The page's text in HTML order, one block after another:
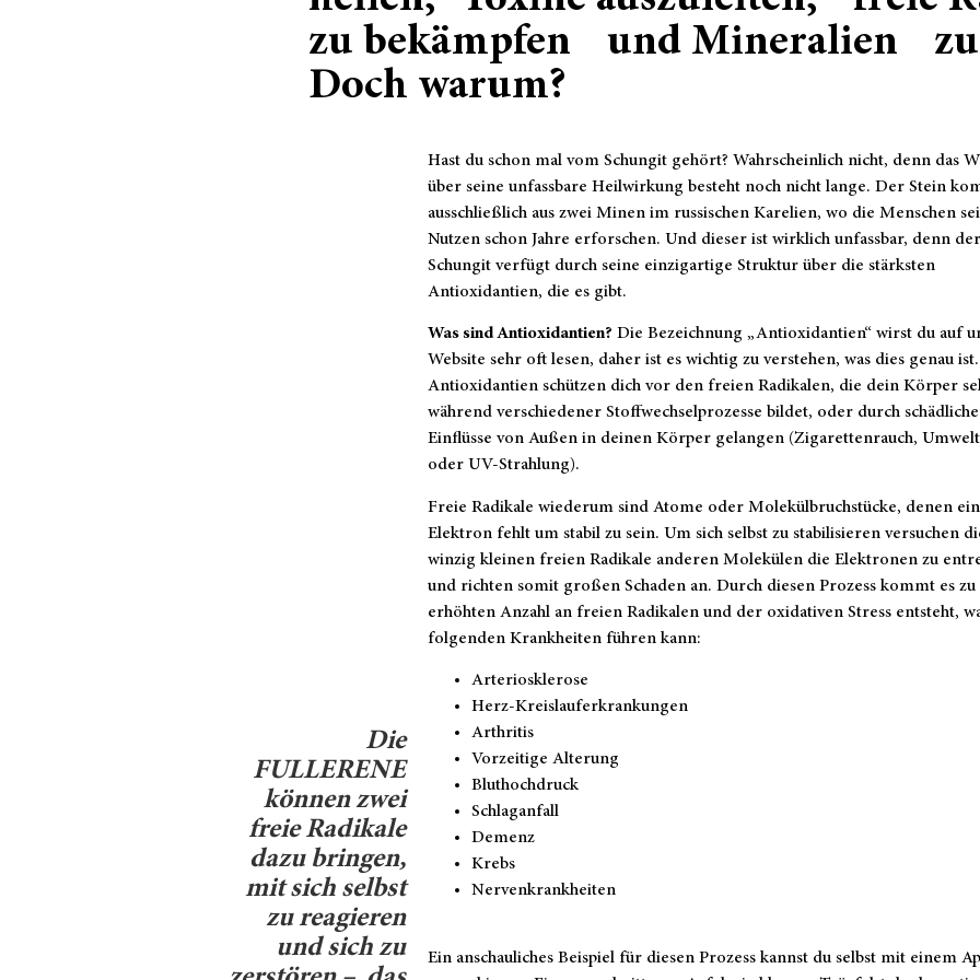
zu bekämpfen und Mineralien
Doch warum?
Die
FULLERENE
können zwei
freie Radikale
dazu bringen,
mit sich selbst
zu reagieren
und sich zu
Hast du schon mal vom Schungit gehört? Wahrscheinlich nicht, denn das
über seine unfassbare Heilwirkung besteht noch nicht lange. Der Stein
ausschließlich aus zwei Minen im russischen Karelien, wo die Menschen
Nutzen schon Jahre erforschen. Und dieser ist wirklich unfassbar, denn der
Schungit verfügt durch seine einzigartige Struktur über die stärksten
Antioxidantien, die es gibt.
Was sind Antioxidantien? Die Bezeichnung „Antioxidantien“ wirst du auf
Website sehr oft lesen, daher ist es wichtig zu verstehen, was dies genau
Antioxidantien schützen dich vor den freien Radikalen, die dein Körper
während verschiedener Stoffwechselprozesse bildet, oder durch schädliche
Einflüsse von Außen in deinen Körper gelangen (Zigaretten­rauch,
oder UV-Strahlung).
Freie Radikale wiederum sind Atome oder Molekülbruchstücke, denen ein
Elektron fehlt um stabil zu sein. Um sich selbst zu stabilisieren versuchen
winzig kleinen freien Radikale anderen Molekülen die Elektronen zu
und richten somit großen Schaden an. Durch diesen Prozess kommt es
erhöhten Anzahl an freien Radikalen und der oxidativen Stress entsteht,
folgenden Krankheiten führen kann:
Arteriosklerose
Herz-Kreislauf­erkrankungen
Arthritis
Vorzeitige Alterung
Bluthochdruck
Schlaganfall
Demenz
Krebs
Nervenkrankheiten
Ein anschauliches Beispiel für diesen Prozess kannst du selbst mit einem